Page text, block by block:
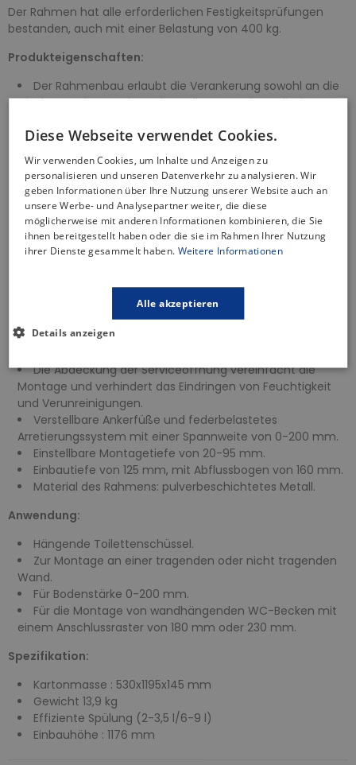
Der Rahmen hat alle erforderlichen Festigkeitsprüfungen
bestanden, auch mit einer Belastung von 400 kg.
Produkteigenschaften:
Der Rahmenbau erlaubt die Verankerung sowohl an die
Gipskartonplatten als auch an die tragenden Wände.
verkleidet und es sind keine zusätzlichen Befestigungs-
Die Konstruktion der Polystyrol-Isolierung verhindert die
Bildung von Kondenswasser auf der Oberfläche des
Behälters und dämpft die Vibrationen des Behälters.
Vorbereitet für den Anschluss einer Halterung mit einer
DG 1/2″-Umwandlung für Bidet-Sitze und Sprays.
Unabhängig einstellbare Zweimengenspülung mit
Kompatibel mit allen flächenbündigen AlcaPlast-
Wasserzulauf von hinten/oben.
Der Tank ist aus einem Stück gefertigt, wodurch eine
Die Abdeckung der Serviceöffnung vereinfacht die
Montage und verhindert das Eindringen von Feuchtigkeit
und Verunreinigungen.
Verstellbare Ankerfüße und federbelastetes
Arretierungssystem mit einer Spannweite von 0-200 mm.
Einstellbare Montagetiefe von 20-95 mm.
Einbautiefe von 125 mm, mit Abflussbogen von 160 mm.
Material des Rahmens: pulverbeschichtetes Metall.
Anwendung:
Hängende Toilettenschüssel.
Zur Montage an einer tragenden oder nicht tragenden
Wand.
Für Bodenstärke 0-200 mm.
Für die Montage von wandhängenden WC-Becken mit
einem Anschlussraster von 180 mm oder 230 mm.
Spezifikation:
Kartonmasse : 530x1195x145 mm
Gewicht 13,9 kg
Effiziente Spülung (2-3,5 l/6-9 l)
Einbauhöhe : 1176 mm
Diese Webseite verwendet Cookies.
Wir verwenden Cookies, um Inhalte und Anzeigen zu
personalisieren und unseren Datenverkehr zu analysieren. Wir
geben Informationen über Ihre Nutzung unserer Website auch an
unsere Werbe- und Analysepartner weiter, die diese
möglicherweise mit anderen Informationen kombinieren, die Sie
ihnen bereitgestellt haben oder die sie im Rahmen Ihrer Nutzung
ihrer Dienste gesammelt haben. Weitere Informationen
Alle akzeptieren
Details anzeigen